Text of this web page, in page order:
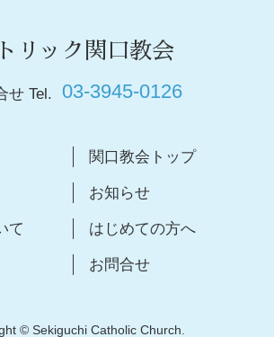
リック関口教会
せ Tel. 03-3945-0126
関口教会トップ
お知らせ
て はじめての方へ
お問合せ
© Sekiguchi Catholic Church.